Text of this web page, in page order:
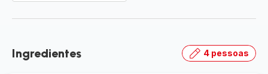
Ingredientes 4 pessoas